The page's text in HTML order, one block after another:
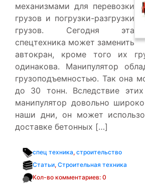
механизмами для перевозки
грузов и погрузки-разгрузки
грузов. Сегодня эта
спецтехника может заменить
автокран, кроме того их
одинакова. Манипулятор
грузоподъемностью. Так она
до 30 тонн. Вследствие этих
манипулятор довольно
наши дни, он может
доставке бетонных […]
спец техника, строительство
Статьи, Строительная техника
Кол-во комментариев: 0